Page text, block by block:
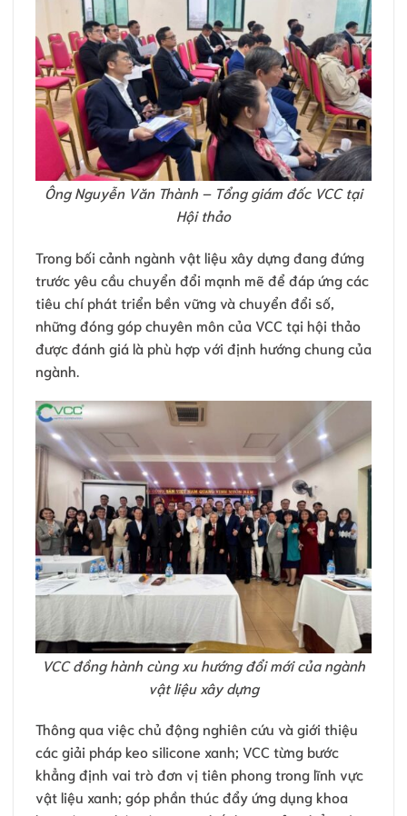
Ông Nguyễn Văn Thành – Tổng giám đốc VCC tại
Hội thảo
Trong bối cảnh ngành vật liệu xây dựng đang đứng
trước yêu cầu chuyển đổi mạnh mẽ để đáp ứng các
tiêu chí phát triển bền vững và chuyển đổi số,
những đóng góp chuyên môn của VCC tại hội thảo
được đánh giá là phù hợp với định hướng chung của
ngành.
VCC đồng hành cùng xu hướng đổi mới của ngành
vật liệu xây dựng
Thông qua việc chủ động nghiên cứu và giới thiệu
các giải pháp keo silicone xanh; VCC từng bước
khẳng định vai trò đơn vị tiên phong trong lĩnh vực
vật liệu xanh; góp phần thúc đẩy ứng dụng khoa